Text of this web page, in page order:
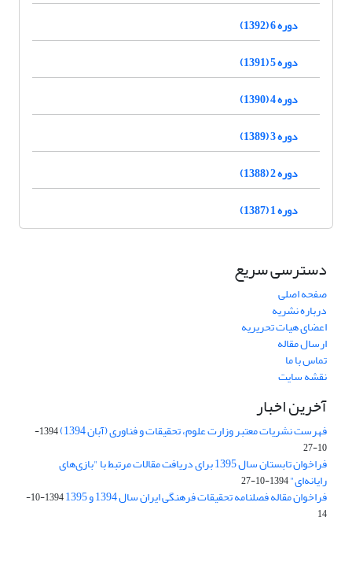
دوره 6 (1392)
دوره 5 (1391)
دوره 4 (1390)
دوره 3 (1389)
دوره 2 (1388)
دوره 1 (1387)
دسترسی سریع
صفحه اصلی
درباره نشریه
اعضای هیات تحریریه
ارسال مقاله
تماس با ما
نقشه سایت
آخرین اخبار
فهرست نشریات معتبر وزارت علوم، تحقیقات و فناوری (آبان 1394)
1394-
10-27
فراخوان تابستان سال 1395 برای دریافت مقالات مرتبط با "بازی‌های
رایانه‌ای"1394-10-27
فراخوان مقاله فصلنامه تحقیقات فرهنگی ایران سال 1394 و 1395
1394-10-
14